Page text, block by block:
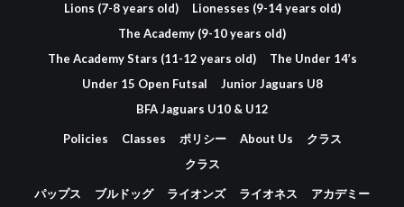
Lions (7-8 years old)
Lionesses (9-14 years old)
The Academy (9-10 years old)
The Academy Stars (11-12 years old)
The Under 14’s
Under 15 Open Futsal
Junior Jaguars U8
BFA Jaguars U10 & U12
Policies Classes ポリシー About Us
クラス
クラス
パップス ブルドッグ ライオンズ ライオネス
アカデミー